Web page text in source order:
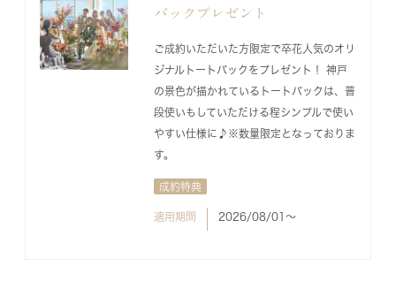
バックプレゼント
ご成約いただいた方限定で卒花人気のオリ
ジナルトートバックをプレゼント！ 神戸
の景色が描かれているトートバックは、普
段使いもしていただける程シンプルで使い
やすい仕様に♪※数量限定となっておりま
す。
成約特典
適用期間 2026/08/01〜